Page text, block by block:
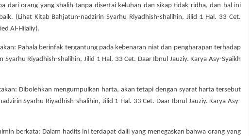
dari orang yang shalih tanpa disertai keluhan dan sikap tidak ridha, dan hal ini
(Lihat Kitab Bahjatun-nadzirin Syarhu Riyadhish-shalihin, Jilid 1 Hal. 33 Cet.
Al-Hilaliy).
Pahala berinfak tergantung pada kebenaran niat dan pengharapan terhadap
Riyadhish-shalihin, Jilid 1 Hal. 33 Cet. Daar Ibnul Jauziy. Karya Asy-Syaikh
Dibolehkan mengumpulkan harta, akan tetapi dengan syarat harta tersebut
Syarhu Riyadhish-shalihin, Jilid 1 Hal. 33 Cet. Daar Ibnul Jauziy. Karya Asy-
berkata: Dalam hadits ini terdapat dalil yang menegaskan bahwa orang yang